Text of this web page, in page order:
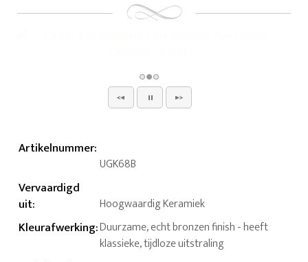
Artikelnummer:
UGK68B
Vervaardigd
uit: Hoogwaardig Keramiek
Kleurafwerking:Duurzame, echt bronzen finish - heeft
klassieke, tijdloze uitstraling